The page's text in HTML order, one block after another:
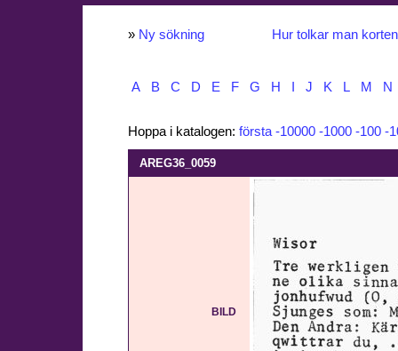
» Ny sökning Hur tolkar man
A B C D E F G H J K L M N
Hoppa i katalogen: första -10000 -1000 -100 -
AREG36_0059
BILD